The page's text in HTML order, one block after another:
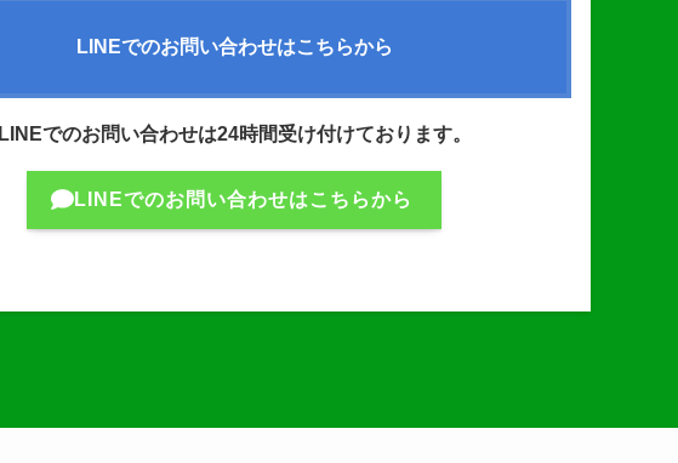
LINEでのお問い合わせはこちらから
LINEでのお問い合わせは24時間受け付けております。
LINEでのお問い合わせはこちらから